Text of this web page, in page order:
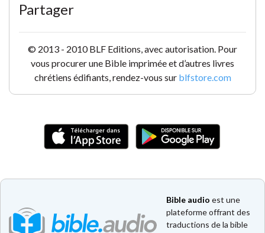
Partager
© 2013 - 2010 BLF Editions, avec autorisation. Pour
vous procurer une Bible imprimée et d’autres livres
chrétiens édifiants, rendez-vous sur blfstore.com
Bible audio est une
plateforme offrant des
traductions de la bible